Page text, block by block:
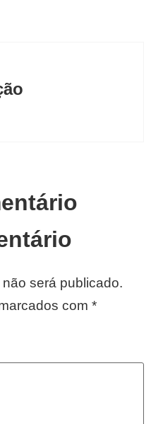
será publicado.
com *